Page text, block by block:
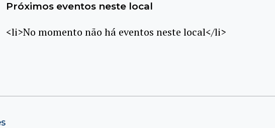
Próximos eventos neste local
<li>No momento não há eventos neste local</li>